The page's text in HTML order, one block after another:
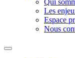
Qui
Les
Espace
Nous